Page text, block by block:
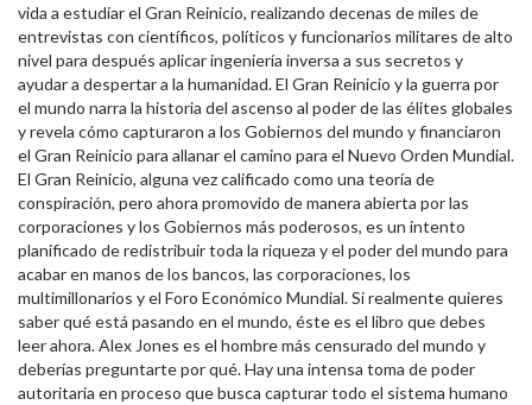
vida a estudiar el Gran Reinicio, realizando decenas de miles de
entrevistas con científicos, políticos y funcionarios militares de alto
nivel para después aplicar ingeniería inversa a sus secretos y
ayudar a despertar a la humanidad. El Gran Reinicio y la guerra por
el mundo narra la historia del ascenso al poder de las élites globales
y revela cómo capturaron a los Gobiernos del mundo y financiaron
el Gran Reinicio para allanar el camino para el Nuevo Orden Mundial.
El Gran Reinicio, alguna vez calificado como una teoría de
conspiración, pero ahora promovido de manera abierta por las
corporaciones y los Gobiernos más poderosos, es un intento
planificado de redistribuir toda la riqueza y el poder del mundo para
acabar en manos de los bancos, las corporaciones, los
multimillonarios y el Foro Económico Mundial. Si realmente quieres
saber qué está pasando en el mundo, éste es el libro que debes
leer ahora. Alex Jones es el hombre más censurado del mundo y
deberías preguntarte por qué. Hay una intensa toma de poder
autoritaria en proceso que busca capturar todo el sistema humano